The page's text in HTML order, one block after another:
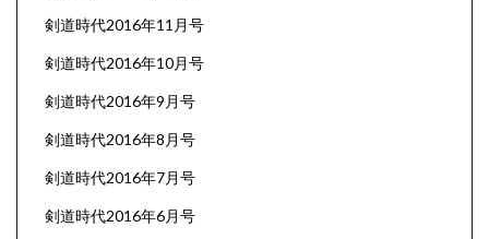
剣道時代2016年11月号
剣道時代2016年10月号
剣道時代2016年9月号
剣道時代2016年8月号
剣道時代2016年7月号
剣道時代2016年6月号